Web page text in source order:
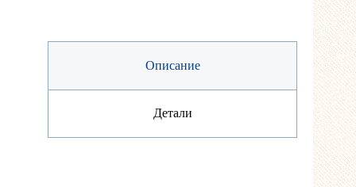
Описание
Детали